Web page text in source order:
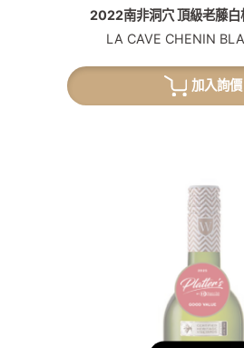
2022南非洞穴 頂級老藤白
LA CAVE CHENIN
加入詢價